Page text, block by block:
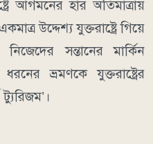
আগমনের হার অতিমাত্রায়
উদ্দেশ্য যুক্তরাষ্ট্রে গিয়ে
সন্তানের মার্কিন
ভ্রমণকে যুক্তরাষ্ট্রের